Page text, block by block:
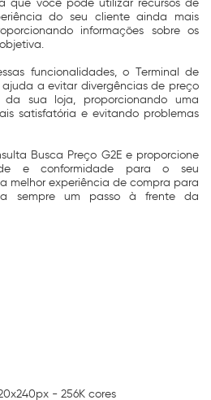
que você pode utilizar recursos de
do seu cliente ainda mais
informações sobre os
funcionalidades, o Terminal de
ajuda a evitar divergências de preço
sua loja, proporcionando uma
satisfatória e evitando problemas
Busca Preço G2E e proporcione
e conformidade para o seu
melhor experiência de compra para
sempre um passo à frente da
- 256K cores